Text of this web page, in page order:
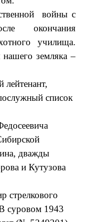
войны с
окончания
училища.
нашего земляка –
список
дважды
и Кутузова
суровом 1943